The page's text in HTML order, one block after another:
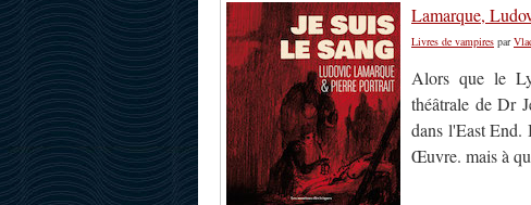
Lamarque,
Livres de vampires par
Alors que le
théâtrale de Dr
dans l'East End.
Œuvre. mais à